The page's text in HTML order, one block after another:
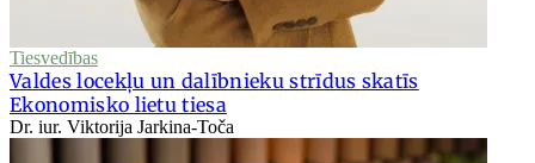
Tiesvedības
Valdes locekļu un dalībnieku strīdus skatīs
Ekonomisko lietu tiesa
Dr. iur. Viktorija Jarkina-Toča